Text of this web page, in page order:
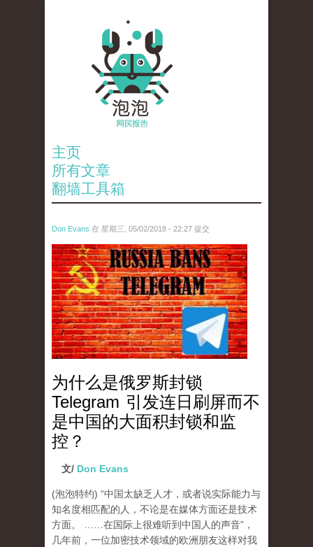
主页
所有文章
翻墙工具箱
Don Evans 在 星期三, 05/02/2018 - 22:27 提交
tou_.jpeg
为什么是俄罗斯封锁
Telegram 引发连日刷屏而不
是中国的大面积封锁和监
控？
文/ Don Evans
(泡泡特约) “中国太缺乏人才，或者说实际能力与
知名度相匹配的人，不论是在媒体方面还是技术
方面。 ……在国际上很难听到中国人的声音”，
几年前，一位加密技术领域的欧洲朋友这样对我